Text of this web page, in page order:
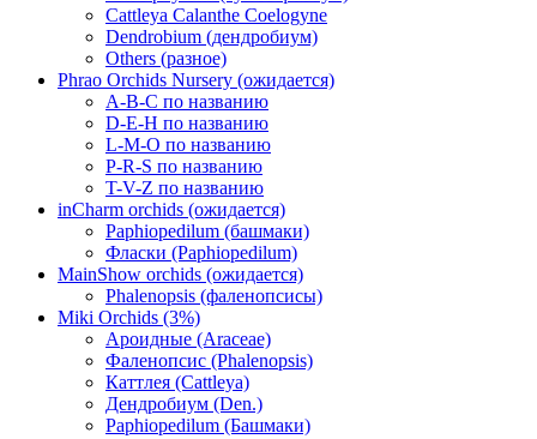
Cattleya Calanthe Coelogyne
Dendrobium (дендробиум)
Others (разное)
Phrao Orchids Nursery (ожидается)
A-B-C по названию
D-E-H по названию
L-M-O по названию
P-R-S по названию
T-V-Z по названию
inCharm orchids (ожидается)
Paphiopedilum (башмаки)
Фласки (Paphiopedilum)
MainShow orchids (ожидается)
Phalenopsis (фаленопсисы)
Miki Orchids (3%)
Ароидные (Araceae)
Фаленопсис (Phalenopsis)
Каттлея (Cattleya)
Дендробиум (Den.)
Paphiopedilum (Башмаки)